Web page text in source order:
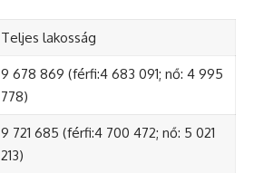
Teljes lakosság
9 678 869 (férfi:4 683 091; nő: 4 995
778)
9 721 685 (férfi:4 700 472; nő: 5 021
213)